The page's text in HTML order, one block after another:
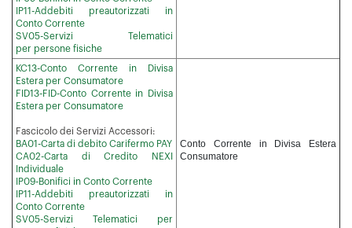
IP11-Addebiti preautorizzati in
Conto Corrente
SV05-Servizi Telematici
per persone fisiche
KC13-Conto Corrente in Divisa
Estera per Consumatore
FID13-FID-Conto Corrente in Divisa
Estera per Consumatore
Fascicolo dei Servizi Accessori:
BA01-Carta di debito Carifermo PAY
CA02-Carta di Credito NEXI
Individuale
IP09-Bonifici in Conto Corrente
IP11-Addebiti preautorizzati in
Conto Corrente
SV05-Servizi Telematici per
Conto Corrente in Divisa Estera
Consumatore